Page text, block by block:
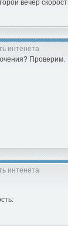
вечер
интенета
Проверим.
интенета